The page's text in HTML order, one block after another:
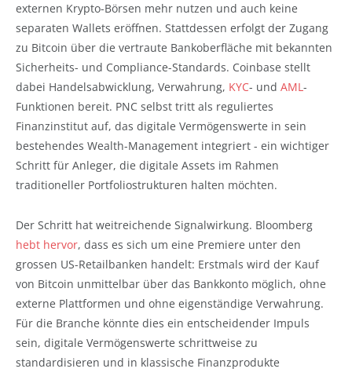
externen Krypto-Börsen mehr nutzen und auch keine
separaten Wallets eröffnen. Stattdessen erfolgt der Zugang
zu Bitcoin über die vertraute Bankoberfläche mit bekannten
Sicherheits- und Compliance-Standards. Coinbase stellt
dabei Handelsabwicklung, Verwahrung, KYC- und AML-
Funktionen bereit. PNC selbst tritt als reguliertes
Finanzinstitut auf, das digitale Vermögenswerte in sein
bestehendes Wealth-Management integriert - ein wichtiger
Schritt für Anleger, die digitale Assets im Rahmen
traditioneller Portfoliostrukturen halten möchten.
Der Schritt hat weitreichende Signalwirkung. Bloomberg
hebt hervor, dass es sich um eine Premiere unter den
grossen US-Retailbanken handelt: Erstmals wird der Kauf
von Bitcoin unmittelbar über das Bankkonto möglich, ohne
externe Plattformen und ohne eigenständige Verwahrung.
Für die Branche könnte dies ein entscheidender Impuls
sein, digitale Vermögenswerte schrittweise zu
standardisieren und in klassische Finanzprodukte